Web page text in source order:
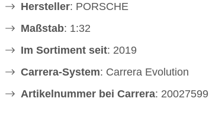
Hersteller: PORSCHE
Maßstab: 1:32
Im Sortiment seit: 2019
Carrera-System: Carrera Evolution
Artikelnummer bei Carrera: 20027599